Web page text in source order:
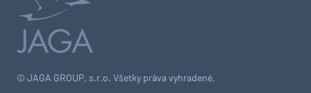
© JAGA GROUP, s.r.o. Všetky práva vyhradené.